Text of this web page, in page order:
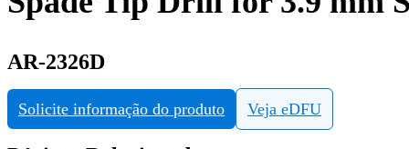
AR-2326D
Solicite informação do produto Veja eDFU